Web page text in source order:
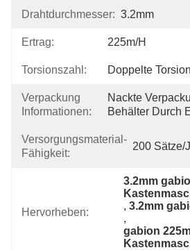
Drahtdurchmesser: 3.2mm
Ertrag: 225m/h
Torsionszahl: Doppelte Torsion
Verpackung
Informationen:
Nackte
Behälter Durch
Versorgungsmaterial-
Fähigkeit:
200 Sätze/
Hervorheben:
3.2mm
, 3.2mm
,
gabion